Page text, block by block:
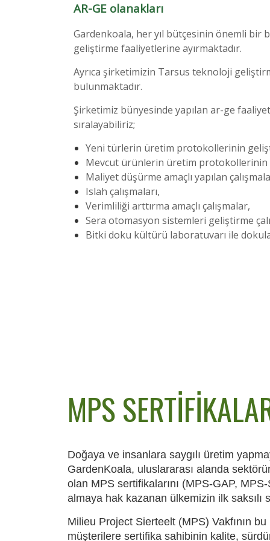
AR-GE olanakları
Gardenkoala, her yıl bütçesinin önemli bir
geliştirme faaliyetlerine ayırmaktadır.
Ayrıca şirketimizin Tarsus teknoloji
bulunmaktadır.
Şirketimiz bünyesinde yapılan ar-ge
sıralayabiliriz;
Yeni türlerin üretim protokollerinin
Mevcut ürünlerin üretim protokollerinin
Maliyet düşürme amaçlı yapılan
Islah çalışmaları,
Verimliliği arttırma amaçlı çalışmalar,
Sera otomasyon sistemleri geliştirme
Bitki doku kültürü laboratuvarı ile
MPS
Doğaya ve insanlara saygılı üretim
GardenKoala, uluslararası alanda
olan MPS sertifikalarını (MPS-GAP,
almaya hak kazanan ülkemizin ilk
Milieu Project Sierteelt (MPS) Vakfının
müşterilere sertifika sahibinin kalite,